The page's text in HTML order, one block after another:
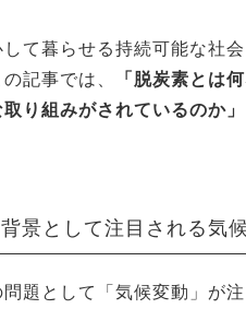
て暮らせる持続可能な社
記事では、
「脱炭素とは
り組みがされているのか」
景として注目される気
題として「気候変動」が